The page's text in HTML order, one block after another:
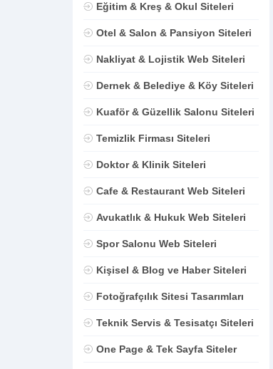
Eğitim & Kreş & Okul Siteleri
Otel & Salon & Pansiyon Siteleri
Nakliyat & Lojistik Web Siteleri
Dernek & Belediye & Köy Siteleri
Kuaför & Güzellik Salonu Siteleri
Temizlik Firması Siteleri
Doktor & Klinik Siteleri
Cafe & Restaurant Web Siteleri
Avukatlık & Hukuk Web Siteleri
Spor Salonu Web Siteleri
Kişisel & Blog ve Haber Siteleri
Fotoğrafçılık Sitesi Tasarımları
Teknik Servis & Tesisatçı Siteleri
One Page & Tek Sayfa Siteler